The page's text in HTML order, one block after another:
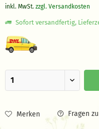
inkl. MwSt. zzgl. Versandkosten
Sofort versandfertig,
Merken Fragen